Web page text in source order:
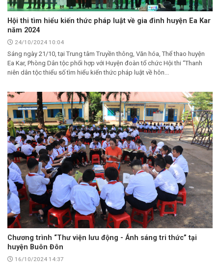
Hội thi tìm hiểu kiến thức pháp luật về gia đình huyện Ea Kar
năm 2024
24/10/2024 10:04
Sáng ngày 21/10, tại Trung tâm Truyền thông, Văn hóa, Thể thao huyện
Ea Kar, Phòng Dân tộc phối hợp với Huyện đoàn tổ chức Hội thi “Thanh
niên dân tộc thiểu số tìm hiểu kiến thức pháp luật về hôn...
Chương trình “Thư viện lưu động - Ánh sáng tri thức” tại
huyện Buôn Đôn
16/10/2024 14:37